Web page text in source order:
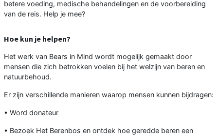
betere voeding, medische behandelingen en de voorbereiding
van de reis. Help je mee?
Hoe kun je helpen?
Het werk van Bears in Mind wordt mogelijk gemaakt door
mensen die zich betrokken voelen bij het welzijn van beren en
natuurbehoud.
Er zijn verschillende manieren waarop mensen kunnen bijdragen:
• Word donateur
• Bezoek Het Berenbos en ontdek hoe geredde beren een